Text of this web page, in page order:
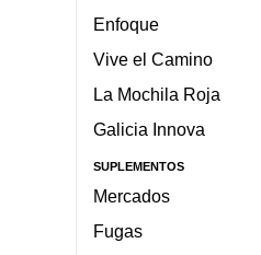
Enfoque
Vive el Camino
La Mochila Roja
Galicia Innova
SUPLEMENTOS
Mercados
Fugas